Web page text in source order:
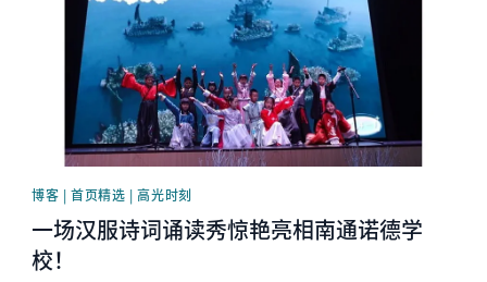
博客 | 首页精选 | 高光时刻
一场汉服诗词诵读秀惊艳亮相南通诺德学
校！